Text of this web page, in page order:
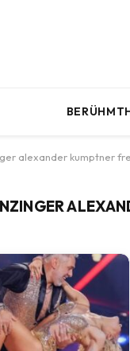
alexander kumptner